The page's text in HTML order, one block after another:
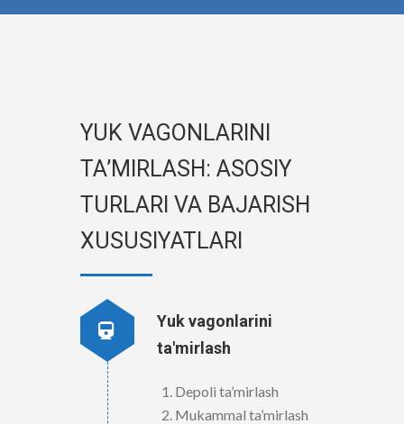
YUK VAGONLARINI
TA’MIRLASH: ASOSIY
TURLARI VA BAJARISH
XUSUSIYATLARI
Yuk vagonlarini
ta'mirlash
Depoli ta’mirlash
Mukammal ta’mirlash